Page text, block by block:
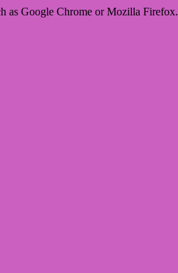
as Google Chrome or Mozilla Firefox.